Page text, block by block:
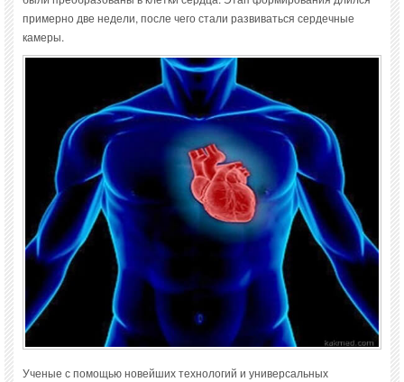
примерно две недели, после чего стали развиваться сердечные
камеры.
Ученые с помощью новейших технологий и универсальных